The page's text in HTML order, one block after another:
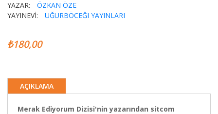
YAZAR:
ÖZKAN ÖZE
YAYINEVİ:
UĞURBÖCEĞI YAYINLARI
₺180,00
AÇIKLAMA
Merak Ediyorum Dizisi'nin yazarından sitcom